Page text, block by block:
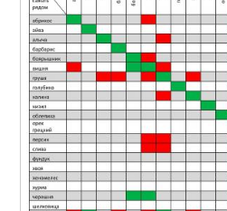
Черная пересадка